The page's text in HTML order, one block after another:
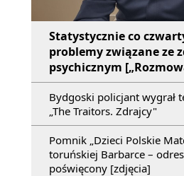
Statystycznie co
problemy związane ze
psychicznym
Bydgoski policjant wygrał
„The Traitors. Zdrajcy"
Pomnik „Dzieci Polskie
toruńskiej Barbarce –
poświęcony [zdjęcia]